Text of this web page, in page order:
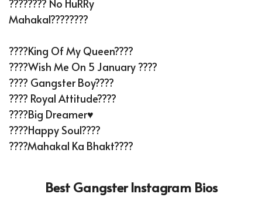
???????? No HuRRy
Mahakal????????
????King Of My Queen????
????Wish Me On 5 January ????
???? Gangster Boy????
???? Royal Attitude????
????Big Dreamer♥️
????Happy Soul????
????️Mahakal Ka Bhakt????️
Best Gangster Instagram Bios